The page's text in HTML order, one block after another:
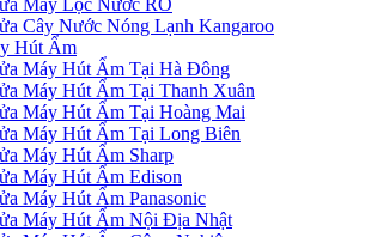
Máy Lọc Nước RO
Cây Nước Nóng Lạnh Kangaroo
Hút Ẩm
Máy Hút Ẩm Tại Hà Đông
Máy Hút Ẩm Tại Thanh Xuân
Máy Hút Ẩm Tại Hoàng Mai
Máy Hút Ẩm Tại Long Biên
Máy Hút Ẩm Sharp
Máy Hút Ẩm Edison
Máy Hút Ẩm Panasonic
Máy Hút Ẩm Nội Địa Nhật